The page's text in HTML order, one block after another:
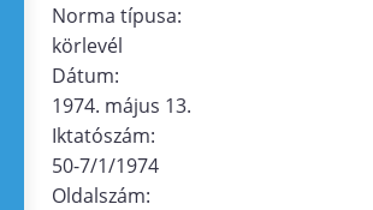
Norma típusa:
körlevél
Dátum:
1974. május 13.
Iktatószám:
50-7/1/1974
Oldalszám: